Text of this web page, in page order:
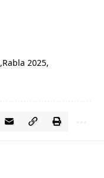
Rabla 2025